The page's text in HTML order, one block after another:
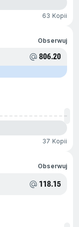
63 Kopii
Obserwuj
806.20
37 Kopii
Obserwuj
118.15